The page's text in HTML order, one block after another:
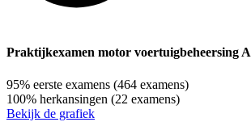
Praktijkexamen motor voertuigbeheersing A
95% eerste examens (464 examens)
100% herkansingen (22 examens)
Bekijk de grafiek